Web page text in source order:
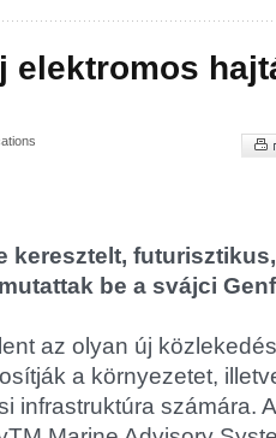
elektromos
keresztelt,
be a svájci
az olyan új
a környezetet,
infrastruktúra számára.